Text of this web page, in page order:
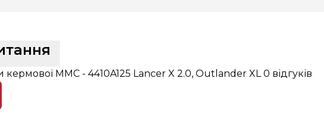
MMC - 4410A125 Lancer X 2.0, Outlander XL0 відгуків